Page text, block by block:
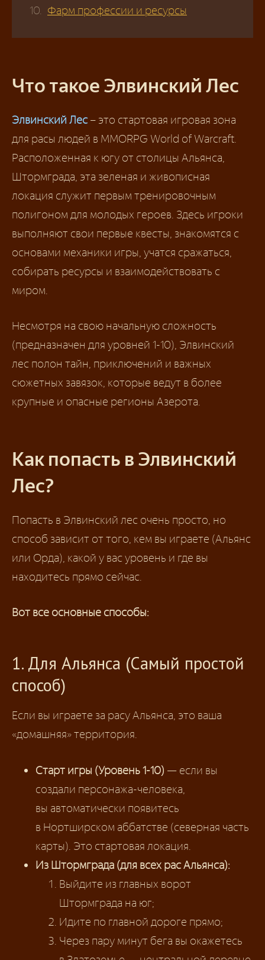
Фарм профессии и ресурсы
Что такое Элвинский Лес
Элвинский Лес– это стартовая игровая зона
для расы людей в MMORPG World of Warcraft.
Расположенная к югу от столицы Альянса,
Штормграда, эта зеленая и живописная
локация служит первым тренировочным
полигоном для молодых героев. Здесь игроки
выполняют свои первые квесты, знакомятся с
основами механики игры, учатся сражаться,
собирать ресурсы и взаимодействовать с
миром.
Несмотря на свою начальную сложность
(предназначен для уровней 1-10), Элвинский
лес полон тайн, приключений и важных
сюжетных завязок, которые ведут в более
крупные и опасные регионы Азерота.
Как попасть в Элвинский
Лес?
Попасть в Элвинский лес очень просто, но
способ зависит от того, кем вы играете (Альянс
или Орда), какой у вас уровень и где вы
находитесь прямо сейчас.
Вот все основные способы:
1. Для Альянса (Самый простой
способ)
Если вы играете за расу Альянса, это ваша
«домашняя» территория.
Старт игры (Уровень 1-10) — если вы
создали персонажа-человека,
вы автоматически появитесь
в Нортширском аббатстве (северная часть
карты). Это стартовая локация.
Из Штормграда (для всех рас Альянса):
Выйдите из главных ворот
Штормграда на юг;
Идите по главной дороге прямо;
Через пару минут бега вы окажетесь